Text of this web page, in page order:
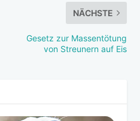
NÄCHSTE
Gesetz zur Massentötung
von Streunern auf Eis